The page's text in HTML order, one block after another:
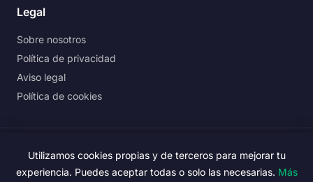
Legal
Sobre nosotros
Política de privacidad
Aviso legal
Política de cookies
©2026PadelExperto. Todos los derechos reservados.
Utilizamos cookies propias y de terceros para mejorar tu
experiencia. Puedes aceptar todas o solo las necesarias. Más